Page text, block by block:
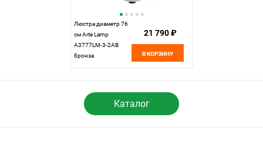
Люстра диаметр 76
см Arte Lamp
A3777LM-3-2AB
бронза
21 790 ₽
В КОРЗИНУ
Каталог